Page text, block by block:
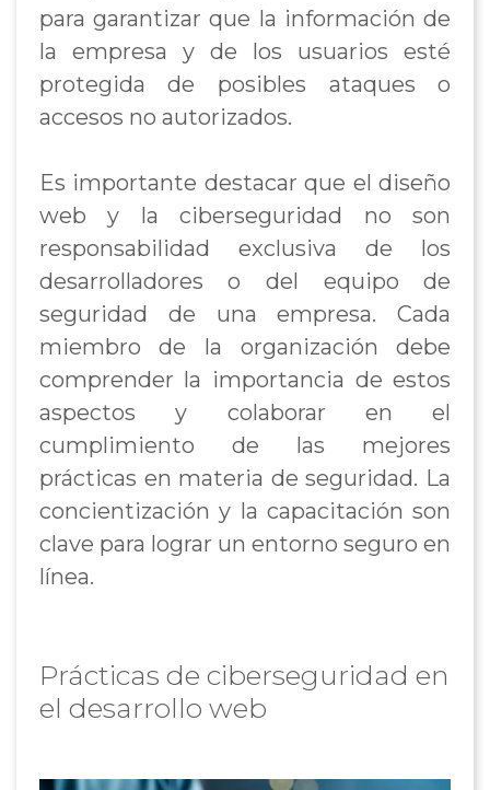
para garantizar que la información de
la empresa y de los usuarios esté
protegida de posibles ataques o
accesos no autorizados.
Es importante destacar que el diseño
web y la ciberseguridad no son
responsabilidad exclusiva de los
desarrolladores o del equipo de
seguridad de una empresa. Cada
miembro de la organización debe
comprender la importancia de estos
aspectos y colaborar en el
cumplimiento de las mejores
prácticas en materia de seguridad. La
concientización y la capacitación son
clave para lograr un entorno seguro en
línea.
Prácticas de ciberseguridad en
el desarrollo web